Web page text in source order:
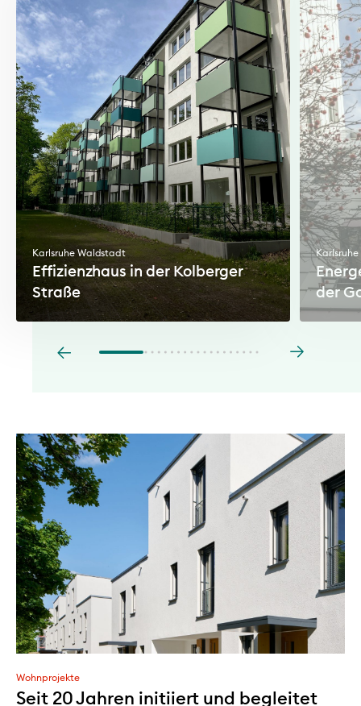
Karlsruhe Waldstadt
Effizienzhaus in der Kolberger
Straße
der
Wohnprojekte
Seit 20 Jahren initiiert und begleitet